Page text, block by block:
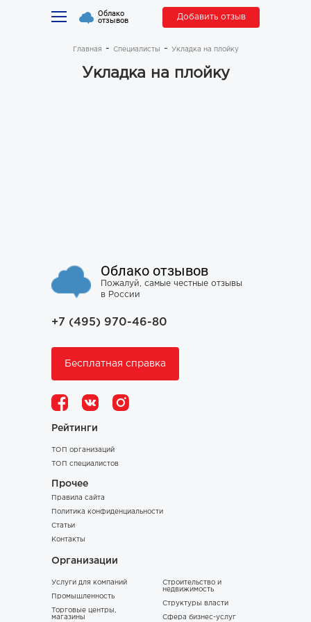
Облако
отзывов Добавить отзыв
Главная Специалисты Укладка на плойку
Укладка на плойку
Облако отзывов
Пожалуй, самые честные отзывы
в России
+7 (495) 970-46-80
Бесплатная справка
Рейтинги
ТОП организаций
ТОП специалистов
Прочее
Правила сайта
Политика конфиденциальности
Статьи
Контакты
Организации
Услуги для компаний
Промышленность
Торговые центры,
магазины
Строительство и
недвижимость
Структуры власти
Сфера бизнес-услуг